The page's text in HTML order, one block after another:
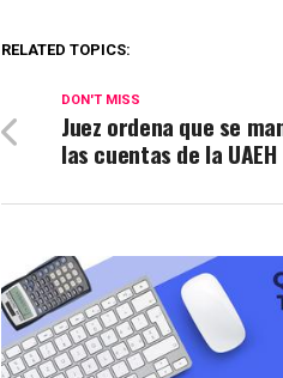
RELATED TOPICS:
DON'T MISS
Juez ordena que se
las cuentas de la UAEH